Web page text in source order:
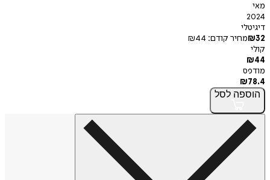
מאי
2024
דיגיטלי
₪32 מחיר קודם: ₪44
קולי
₪44
מודפס
₪78.4
הוספה לסל